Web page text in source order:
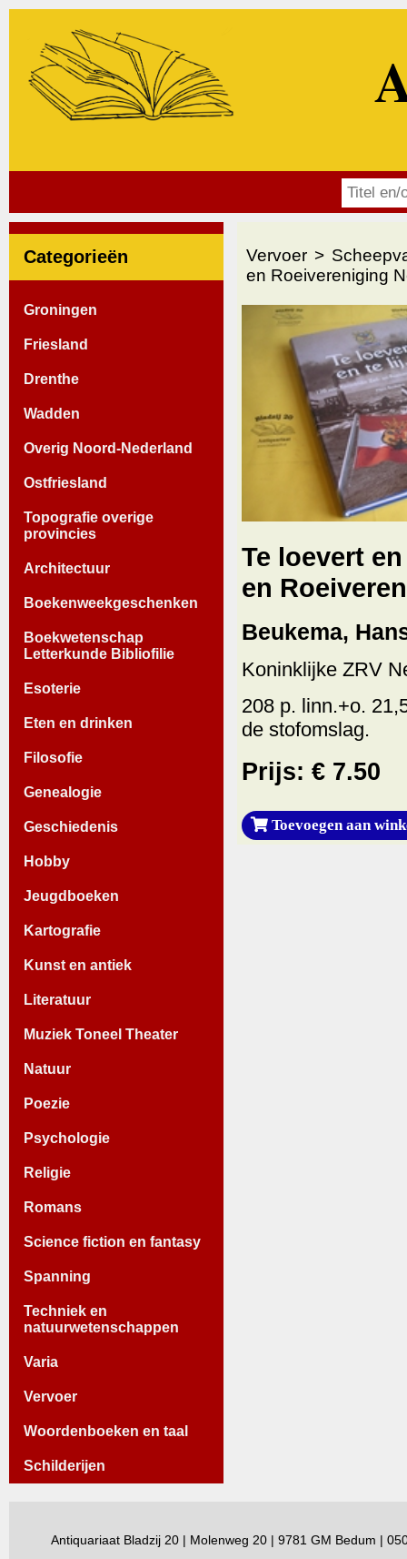
Categorieën
Groningen
Friesland
Drenthe
Wadden
Overig Noord-Nederland
Ostfriesland
Topografie overige
provincies
Architectuur
Boekenweekgeschenken
Boekwetenschap
Letterkunde Bibliofilie
Esoterie
Eten en drinken
Filosofie
Genealogie
Geschiedenis
Hobby
Jeugdboeken
Kartografie
Kunst en antiek
Literatuur
Muziek Toneel Theater
Natuur
Poezie
Psychologie
Religie
Romans
Science fiction en fantasy
Spanning
Techniek en
natuurwetenschappen
Varia
Vervoer
Woordenboeken en taal
Schilderijen
Vervoer
en Roeivereniging
Te loevert
en
Beukema,
Koninklijke ZRV
208 p. linn.+o.
de stofomslag.
Prijs: € 7.50
Toevoegen aan
Antiquariaat Bladzij 20 | Molenweg 20 | 9781 GM Bedum |